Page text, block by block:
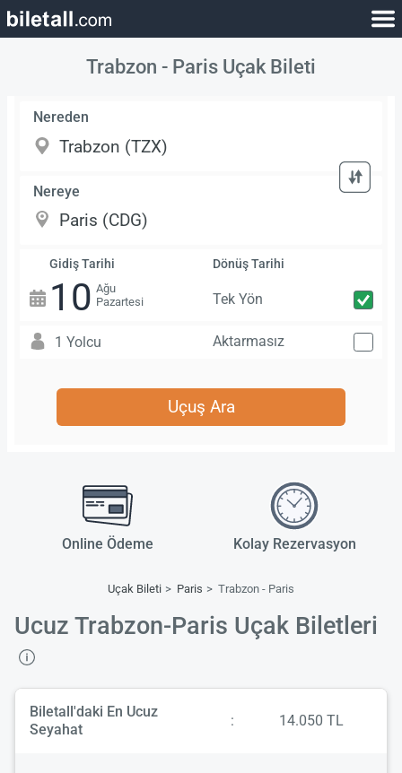
Trabzon - Paris Uçak Bileti
Nereden
Nereye
Gidiş Tarihi
10 Ağu
Pazartesi
Dönüş Tarihi
Tek Yön
1 Yolcu Aktarmasız
Uçuş Ara
Online Ödeme Kolay Rezervasyon
Uçak Bileti Paris Trabzon - Paris
Ucuz Trabzon-Paris Uçak Biletleri
Biletall'daki En Ucuz
Seyahat
: 14.050 TL